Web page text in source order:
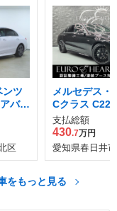
ンツ
バン
イン
区
メルセデス・
Cクラス
ンギャルド
ン (ISG搭載
ディーゼルタ
支払総額
430.7万円
愛知県春日井市
をもっと見る